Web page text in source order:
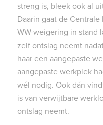
streng is, bleek ook al
Daarin gaat de
WW-weigering in stand
zelf ontslag neemt
haar een aangepaste
aangepaste werkplek
wél nodig. Ook dán
is van verwijtbare
ontslag neemt.